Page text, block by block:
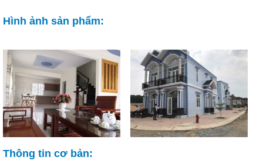
Hình ảnh sản phẩm:
Thông tin cơ bản: